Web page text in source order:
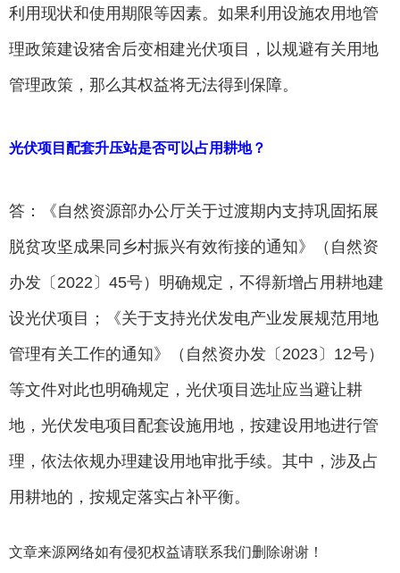
利用现状和使用期限等因素。如果利用设施农用地管
理政策建设猪舍后变相建光伏项目，以规避有关用地
管理政策，那么其权益将无法得到保障。
光伏项目配套升压站是否可以占用耕地？
答：《自然资源部办公厅关于过渡期内支持巩固拓展
脱贫攻坚成果同乡村振兴有效衔接的通知》（自然资
办发〔2022〕45号）明确规定，不得新增占用耕地建
设光伏项目；《关于支持光伏发电产业发展规范用地
管理有关工作的通知》（自然资办发〔2023〕12号）
等文件对此也明确规定，光伏项目选址应当避让耕
地，光伏发电项目配套设施用地，按建设用地进行管
理，依法依规办理建设用地审批手续。其中，涉及占
用耕地的，按规定落实占补平衡。
文章来源网络如有侵犯权益请联系我们删除谢谢！